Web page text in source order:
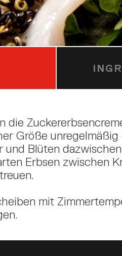
die
Größe unregelmäßig
und Blüten
Erbsen zwischen
mit